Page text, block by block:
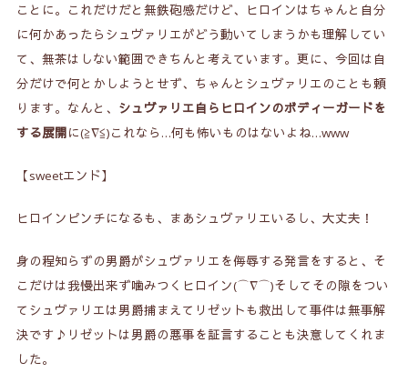
ことに。これだけだと無鉄砲感だけど、ヒロインはちゃんと自分
に何かあったらシュヴァリエがどう動いてしまうかも理解してい
て、無茶はしない範囲できちんと考えています。更に、今回は自
分だけで何とかしようとせず、ちゃんとシュヴァリエのことも頼
ります。なんと、 シュヴァリエ自らヒロインのボディーガードを
する展開に(≧∇≦)これなら…何も怖いものはない よね…www
【sweetエンド】
ヒロインピンチになるも、まあシュヴァリエいるし、大丈夫！
身の程知らずの男爵がシュヴァリエを侮辱する発言をすると、そ
こだけは我慢出来ず噛みつくヒロイン(⌒∇⌒)そしてその隙をつい
てシュヴァリエは男爵捕まえてリゼットも救出して事件は無事解
決です♪リゼットは男爵の悪事を証言することも決意してくれま
した。